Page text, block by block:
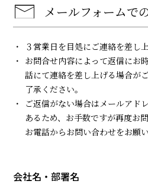
メールフォームで
３営業日を目処にご連絡を差し上
お問合せ内容によって返信にお
話にて連絡を差し上げる場合が
了承ください。
ご返信がない場合はメールアド
あるため、お手数ですが再度お
お電話からお問い合わせをお願
会社名・部署名